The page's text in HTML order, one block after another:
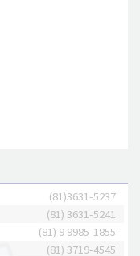
(81)3631-5237
(81) 3631-5241
(81) 9 9985-1855
(81) 3719-4545